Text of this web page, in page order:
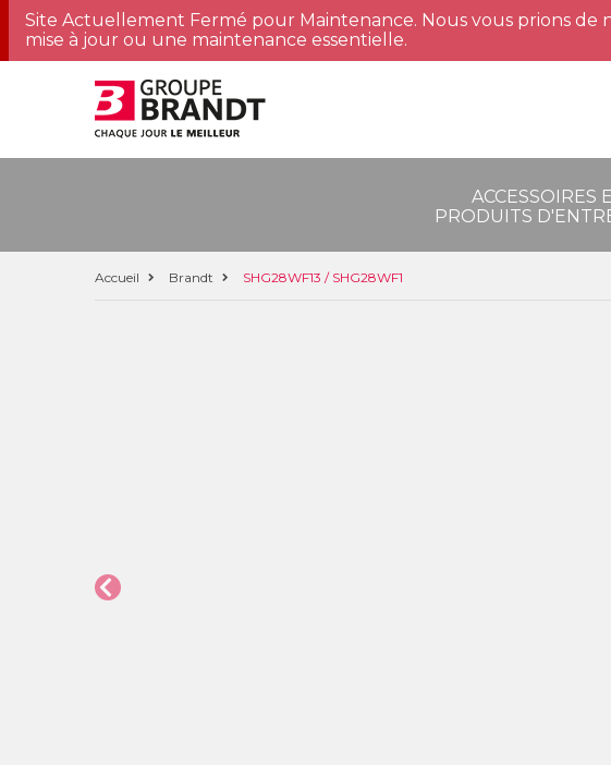
Site Actuellement Fermé pour Maintenance. Nous vous prions
mise à jour ou une maintenance essentielle.
ACCESSOIRES
PRODUITS
Accueil Brandt SHG28WF13 / SHG28WF1